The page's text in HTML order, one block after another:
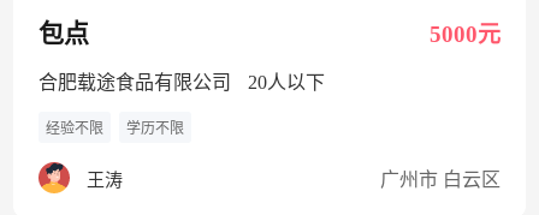
包点 5000元
合肥载途食品有限公司 20人以下
经验不限 学历不限
王涛 广州市 白云区